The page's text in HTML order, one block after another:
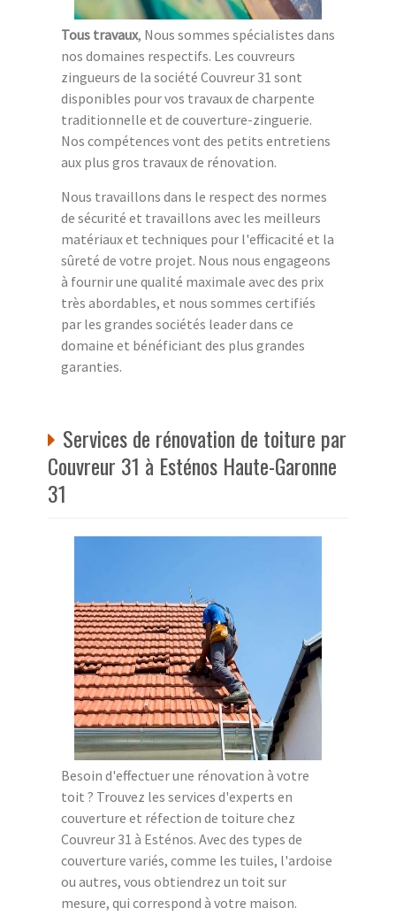
Tous travaux, Nous sommes spécialistes dans
nos domaines respectifs. Les couvreurs
zingueurs de la société Couvreur 31 sont
disponibles pour vos travaux de charpente
traditionnelle et de couverture-zinguerie.
Nos compétences vont des petits entretiens
aux plus gros travaux de rénovation.
Nous travaillons dans le respect des normes
de sécurité et travaillons avec les meilleurs
matériaux et techniques pour l'efficacité et la
sûreté de votre projet. Nous nous engageons
à fournir une qualité maximale avec des prix
très abordables, et nous sommes certifiés
par les grandes sociétés leader dans ce
domaine et bénéficiant des plus grandes
garanties.
Services de rénovation de toiture par
Couvreur 31 à Esténos Haute-Garonne
31
Besoin d'effectuer une rénovation à votre
toit ? Trouvez les services d'experts en
couverture et réfection de toiture chez
Couvreur 31 à Esténos. Avec des types de
couverture variés, comme les tuiles, l'ardoise
ou autres, vous obtiendrez un toit sur
mesure, qui correspond à votre maison.